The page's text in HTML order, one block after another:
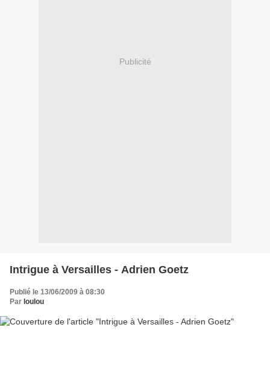
Publicité
Intrigue à Versailles - Adrien Goetz
Publié le 13/06/2009 à 08:30
Par loulou